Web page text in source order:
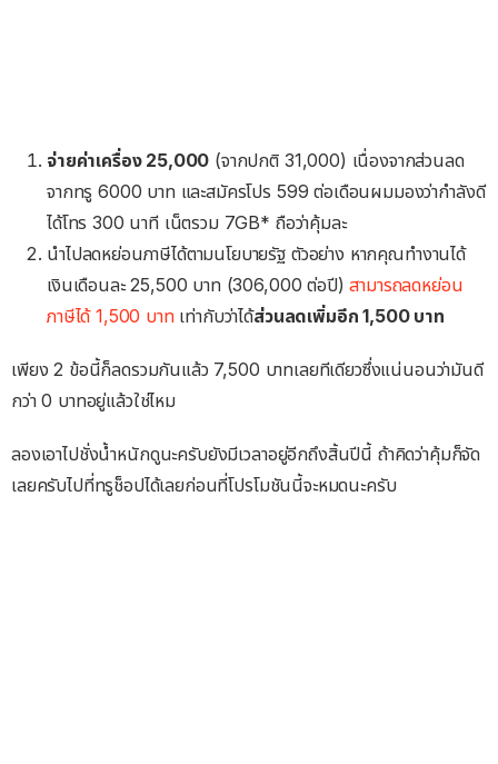
จ่ายค่าเครื่อง 25,000 (จากปกติ 31,000) เนื่องจากส่วนลด
จากทรู 6000 บาท และสมัครโปร 599 ต่อเดือนผมมองว่ากำลังดี
ได้โทร 300 นาที เน็ตรวม 7GB* ถือว่าคุ้มละ
นำไปลดหย่อนภาษีได้ตามนโยบายรัฐ ตัวอย่าง หากคุณทำงานได้
เงินเดือนละ 25,500 บาท (306,000 ต่อปี)สามารถลดหย่อน
ภาษีได้ 1,500 บาทเท่ากับว่าได้ส่วนลดเพิ่มอีก 1,500 บาท
เพียง 2 ข้อนี้ก็ลดรวมกันแล้ว 7,500 บาทเลยทีเดียวซึ่งแน่นอนว่ามันดี
กว่า 0 บาทอยู่แล้วใช่ไหม
ลองเอาไปชั่งน้ำหนักดูนะครับยังมีเวลาอยู่อีกถึงสิ้นปีนี้ ถ้าคิดว่าคุ้มก็จัด
เลยครับไปที่ทรูช็อปได้เลยก่อนที่โปรโมชันนี้จะหมดนะครับ